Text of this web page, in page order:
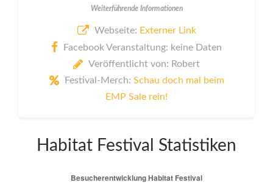
Weiterführende Informationen
Webseite: Externer Link
Facebook Veranstaltung: keine Daten
Veröffentlicht von: Robert
Festival-Merch: Schau doch mal beim
EMP Sale rein!
Habitat Festival Statistiken